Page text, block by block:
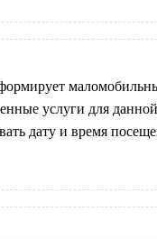
услуги для
дату и время